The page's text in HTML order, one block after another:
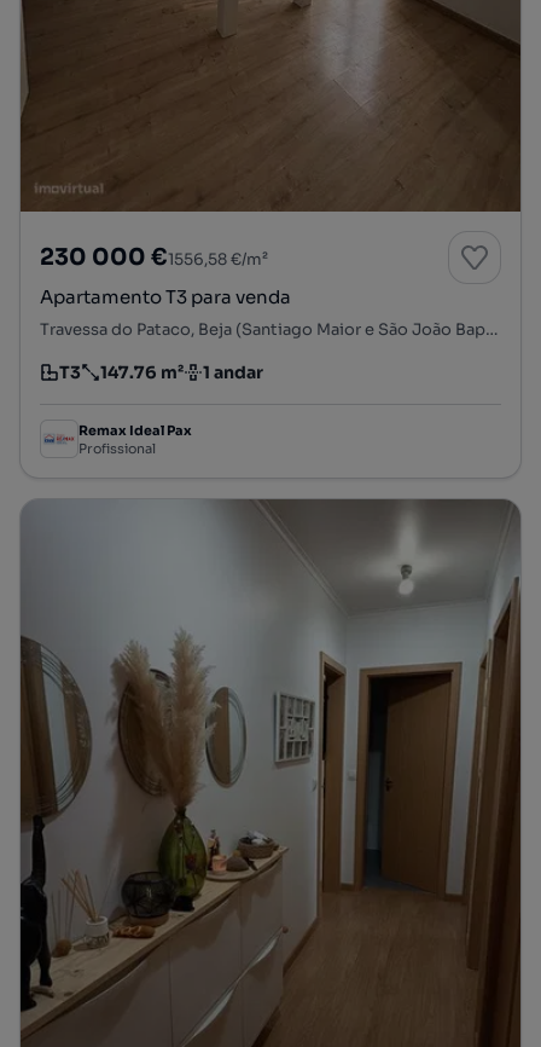
230 000 €1556,58 €/m²
Apartamento T3 para venda
Travessa do Pataco, Beja (Santiago Maior e São João Baptista), Beja, Beja
Tipologia
T3
Preço por metro quadrado
147.76 m²
Andar 1 andar
Remax Ideal Pax
Profissional